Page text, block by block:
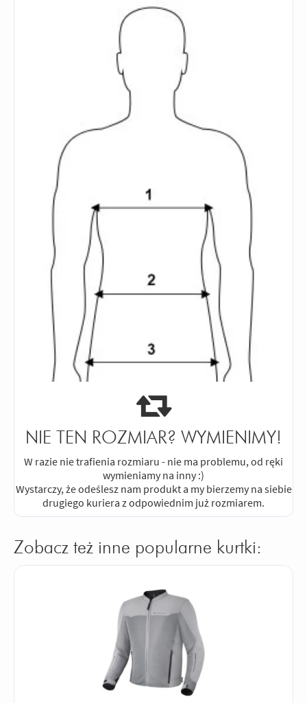
NIE TEN ROZMIAR? WYMIENIMY!
W razie nie trafienia rozmiaru - nie ma problemu, od ręki
wymieniamy na inny :)
Wystarczy, że odeślesz nam produkt a my bierzemy na siebie
drugiego kuriera z odpowiednim już rozmiarem.
Zobacz też inne popularne kurtki: